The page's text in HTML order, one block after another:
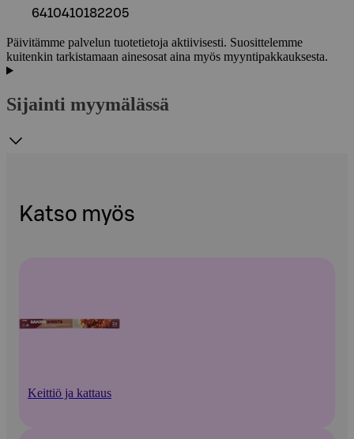
6410410182205
Päivitämme palvelun tuotetietoja aktiivisesti. Suosittelemme
kuitenkin tarkistamaan ainesosat aina myös myyntipakkauksesta.
Sijainti myymälässä
Katso myös
Keittiö ja kattaus